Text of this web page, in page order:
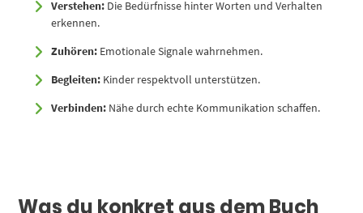
Verstehen: Die Bedürfnisse hinter Worten und Verhalten
erkennen.
Zuhören: Emotionale Signale wahrnehmen.
Begleiten: Kinder respektvoll unterstützen.
Verbinden: Nähe durch echte Kommunikation schaffen.
Was du konkret aus dem Buch